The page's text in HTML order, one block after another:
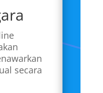
secara